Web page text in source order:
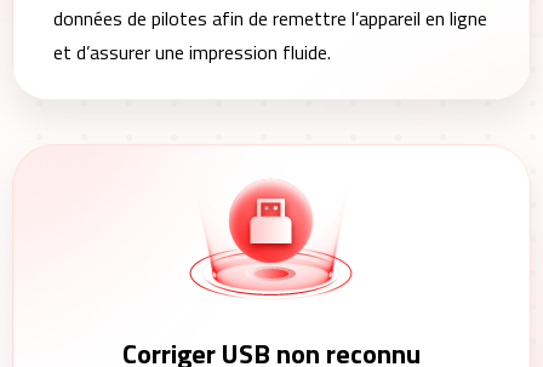
données de pilotes afin de remettre l’appareil en ligne
et d’assurer une impression fluide.
Corriger USB non reconnu